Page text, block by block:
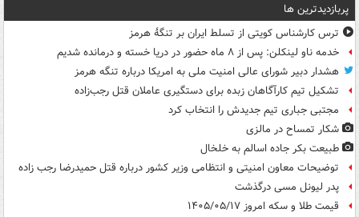
پربازدیدترین ها
ترس کارشناس کویتی از تسلط ایران بر تنگۀ هرمز
خدمه ناو لینکلن: پس از ۸ ماه حضور در دریا خسته و درمانده‌ شدیم
هشدار دبیر شورای عالی امنیت ملی به امریکا درباره تنگه هرمز
تشکیل تیم کارآگاهان زبده برای دستگیری عاملان قتل رجب‌زاده
مجتبی جباری تیم جدیدش را انتخاب کرد
شکار تمساح در مالزی
طبیعت بکر جاده اسالم به خلخال
توضیحات معاون امنیتی و انتظامی وزیر کشور درباره قتل حمیدرضا رجب زاده
پدر لیونل مسی درگذشت
قیمت طلا و سکه امروز ۱۴۰۵/۰۵/۱۷